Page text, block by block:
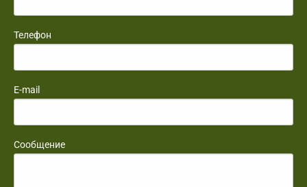
Телефон
E-mail
Сообщение